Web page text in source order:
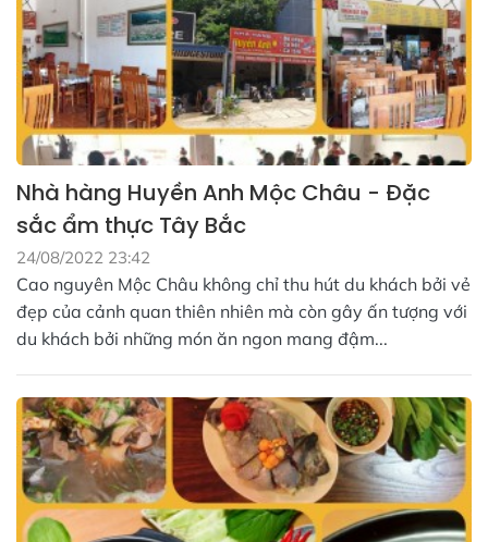
Nhà hàng Huyền Anh Mộc Châu - Đặc
sắc ẩm thực Tây Bắc
24/08/2022 23:42
Cao nguyên Mộc Châu không chỉ thu hút du khách bởi vẻ
đẹp của cảnh quan thiên nhiên mà còn gây ấn tượng với
du khách bởi những món ăn ngon mang đậm...